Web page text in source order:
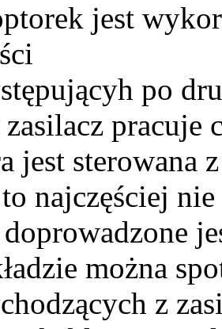
jest
po
zasilacz pracuje
jest sterowana
najczęściej
można
z